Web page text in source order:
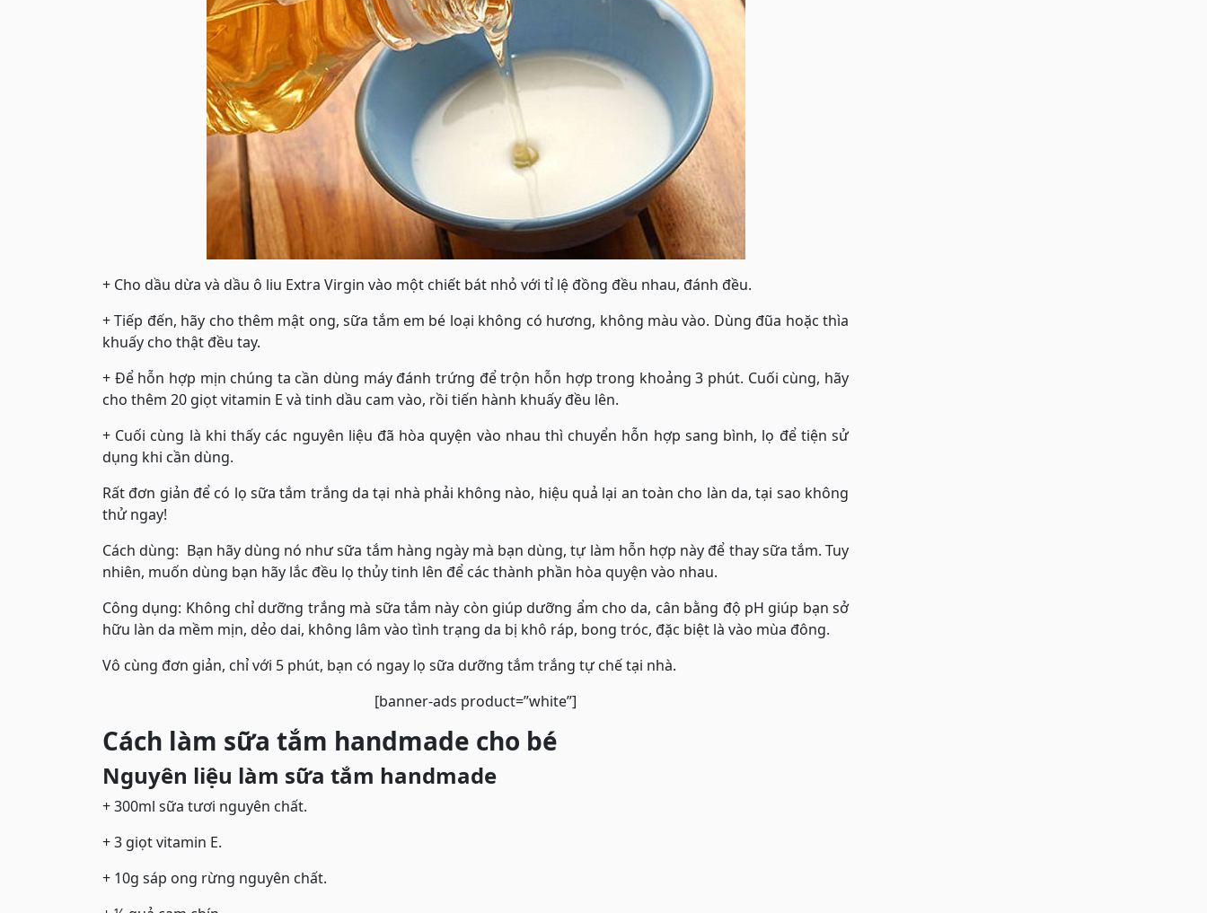
+ Cho dầu dừa và dầu ô liu Extra Virgin vào một chiết bát nhỏ với tỉ lệ đồng đều nhau, đánh đều.
+ Tiếp đến, hãy cho thêm mật ong, sữa tắm em bé loại không có hương, không màu vào. Dùng đũa hoặc thìa
khuấy cho thật đều tay.
+ Để hỗn hợp mịn chúng ta cần dùng máy đánh trứng để trộn hỗn hợp trong khoảng 3 phút. Cuối cùng, hãy
cho thêm 20 giọt vitamin E và tinh dầu cam vào, rồi tiến hành khuấy đều lên.
+ Cuối cùng là khi thấy các nguyên liệu đã hòa quyện vào nhau thì chuyển hỗn hợp sang bình, lọ để tiện sử
dụng khi cần dùng.
Rất đơn giản để có lọ sữa tắm trắng da tại nhà phải không nào, hiệu quả lại an toàn cho làn da, tại sao không
thử ngay!
Cách dùng: Bạn hãy dùng nó như sữa tắm hàng ngày mà bạn dùng, tự làm hỗn hợp này để thay sữa tắm. Tuy
nhiên, muốn dùng bạn hãy lắc đều lọ thủy tinh lên để các thành phần hòa quyện vào nhau.
Công dụng: Không chỉ dưỡng trắng mà sữa tắm này còn giúp dưỡng ẩm cho da, cân bằng độ pH giúp bạn sở
hữu làn da mềm mịn, dẻo dai, không lâm vào tình trạng da bị khô ráp, bong tróc, đặc biệt là vào mùa đông.
Vô cùng đơn giản, chỉ với 5 phút, bạn có ngay lọ sữa dưỡng tắm trắng tự chế tại nhà.
[banner-ads product=”white”]
Cách làm sữa tắm handmade cho bé
Nguyên liệu làm sữa tắm handmade
+ 300ml sữa tươi nguyên chất.
+ 3 giọt vitamin E.
+ 10g sáp ong rừng nguyên chất.